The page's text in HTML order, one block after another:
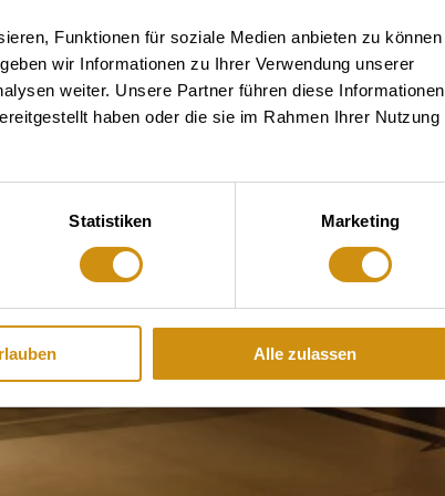
Funktionen für soziale Medien anbieten zu können
wir Informationen zu Ihrer Verwendung unserer
weiter. Unsere Partner führen diese Informationen
haben oder die sie im Rahmen Ihrer Nutzung
Statistiken Marketing
Alle zulassen